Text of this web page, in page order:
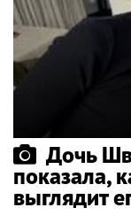
Дочь
показала,
выглядит